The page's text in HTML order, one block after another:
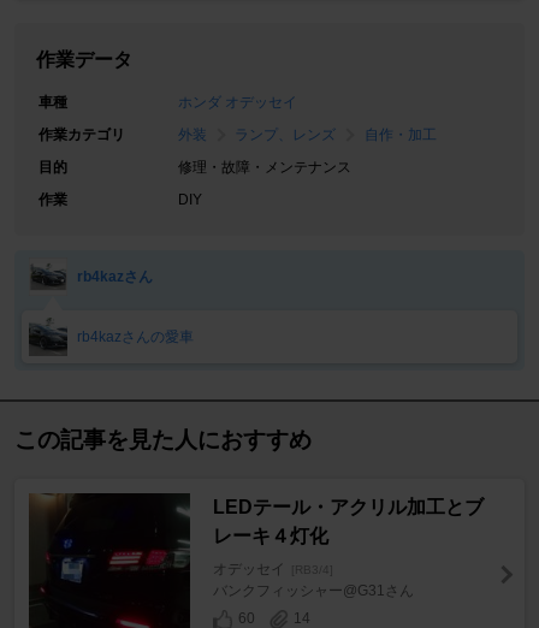
作業データ
車種
ホンダ オデッセイ
作業カテゴリ
外装 ランプ、レンズ
自作・加工
目的
修理・故障・メンテナンス
作業
DIY
rb4kazさん
rb4kazさんの愛車
この記事を見た人におすすめ
LEDテール・アクリル加工とブ
レーキ４灯化
オデッセイ [RB3/4]
バンクフィッシャー@G31さん
60
14